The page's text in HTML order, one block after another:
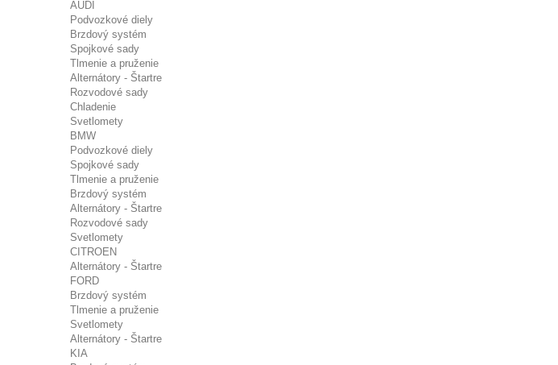
AUDI
Podvozkové diely
Brzdový systém
Spojkové sady
Tlmenie a pruženie
Alternátory - Štartre
Rozvodové sady
Chladenie
Svetlomety
BMW
Podvozkové diely
Spojkové sady
Tlmenie a pruženie
Brzdový systém
Alternátory - Štartre
Rozvodové sady
Svetlomety
CITROEN
Alternátory - Štartre
FORD
Brzdový systém
Tlmenie a pruženie
Svetlomety
Alternátory - Štartre
KIA